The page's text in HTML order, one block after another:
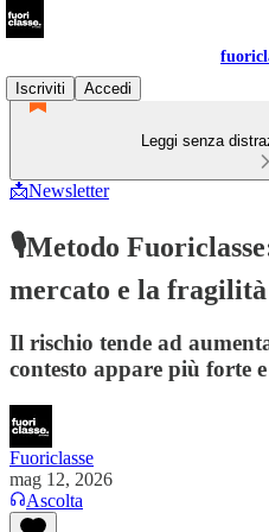
Iscriviti
Accedi
Leggi senza
📩Newsletter
🎙️Metodo
mercato e la fragilità
Il rischio tende ad
contesto appare più forte
Fuoriclasse
mag 12, 2026
Ascolta